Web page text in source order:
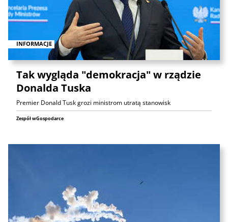
INFORMACJE
Tak wygląda "demokracja" w rządzie
Donalda Tuska
Premier Donald Tusk grozi ministrom utratą stanowisk
Zespół wGospodarce